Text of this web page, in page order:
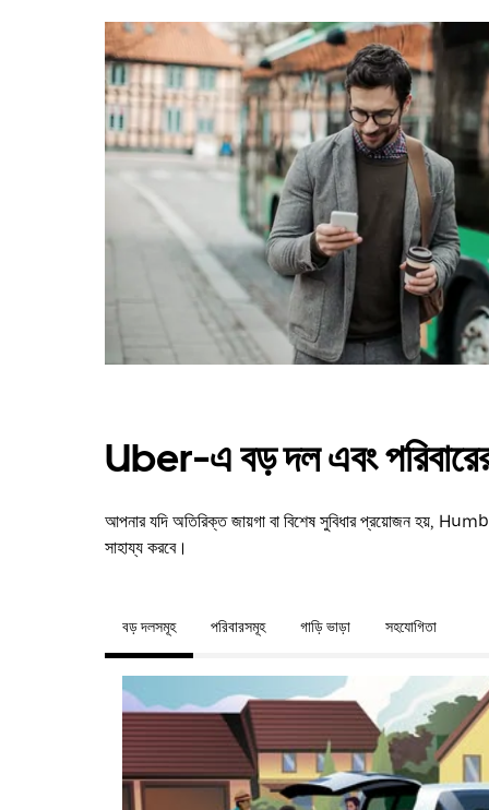
Uber-এ বড় দল এবং
আপনার যদি অতিরিক্ত জায়গা বা বিশেষ সুবিধার প্রয়োজন হয়,
সাহায্য করবে।
বড় দলসমূহ পরিবারসমূহ গাড়ি ভাড়া সহযোগিতা